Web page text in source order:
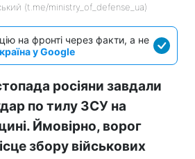
(t.me/ministry_of_defense_ua)
на фронті через факти, а не
у Google
росіяни завдали
по тилу ЗСУ на
Ймовірно, ворог
збору військових